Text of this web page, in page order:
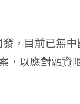
，目前已無
，以應對融資